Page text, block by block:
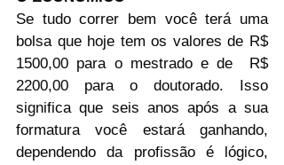
Se tudo correr bem você terá uma
bolsa que hoje tem os valores de R$
1500,00 para o mestrado e de  R$
2200,00 para o doutorado. Isso
significa que seis anos após a sua
formatura você estará ganhando,
dependendo da profissão é lógico,